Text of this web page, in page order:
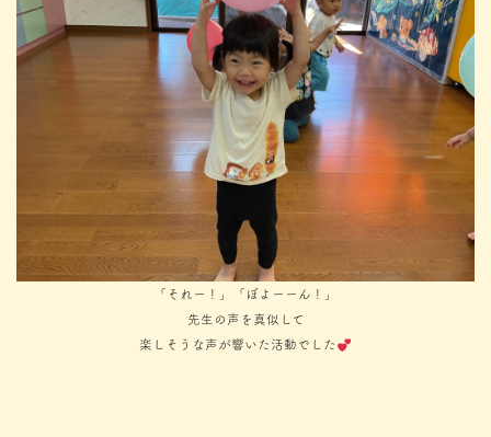
「それー！」「ぼよーーん！」
先生の声を真似して
楽しそうな声が響いた活動でした